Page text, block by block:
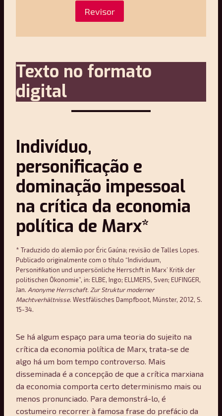
Revisor
Texto no formato
digital
Indivíduo,
personificação e
dominação impessoal
na crítica da economia
política de Marx*
* Traduzido do alemão por Éric Gaúna; revisão de Talles Lopes.
Publicado originalmente com o título “Individuum,
Personifikation und unpersönliche Herrschft in Marx’ Kritik der
politischen Ökonomie”, in: ELBE, Ingo; ELLMERS, Sven; EUFINGER,
Jan. Anonyme Herrschaft. Zur Struktur moderner
Machtverhältnisse. Westfälisches Dampfboot, Münster, 2012, S.
15-34.
Se há algum espaço para uma teoria do sujeito na
crítica da economia política de Marx, trata-se de
algo há um bom tempo controverso. Mais
disseminada é a concepção de que a crítica marxiana
da economia comporta certo determinismo mais ou
menos pronunciado. Para demonstrá-lo, é
costumeiro recorrer à famosa frase do prefácio da